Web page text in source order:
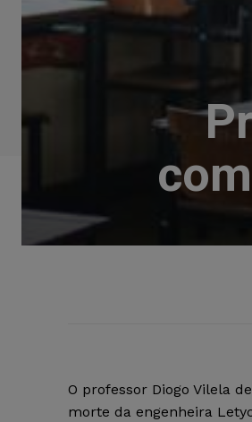
O professor Diogo Vilela
morte da engenheira